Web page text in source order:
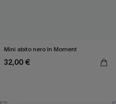
Mini abito nero In Moment
32,00 €